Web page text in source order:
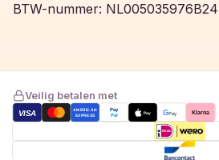
BTW-nummer: NL005035976B24
Veilig betalen met
VISA AMERICAN
EXPRESS
Pay
Pal Pay GPay Klarna